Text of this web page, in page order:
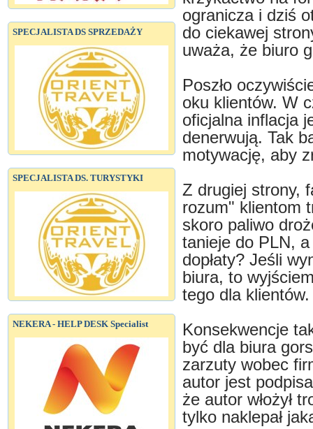
SPECJALISTA DS SPRZEDAŻY
SPECJALISTA DS. TURYSTYKI
NEKERA - HELP DESK Specialist
ogranicza i dziś
do ciekawej
uważa, że biuro
Poszło
oku klientów. W
oficjalna inflacja
denerwują. Tak
motywację, aby
Z drugiej strony,
rozum" klientom
skoro paliwo
tanieje do PLN, a
dopłaty? Jeśli
biura, to
tego dla klientów.
Konsekwencje
być dla biura
zarzuty wobec
autor jest
że autor włożył
tylko naklepał